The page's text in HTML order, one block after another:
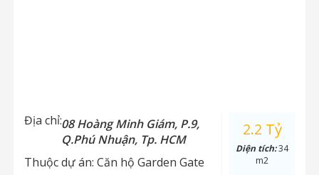
Địa chỉ:08 Hoàng Minh Giám, P.9,
Q.Phú Nhuận, Tp. HCM
Thuộc dự án: Căn hộ Garden Gate
2.2 Tỷ
Diện tích:34
m2